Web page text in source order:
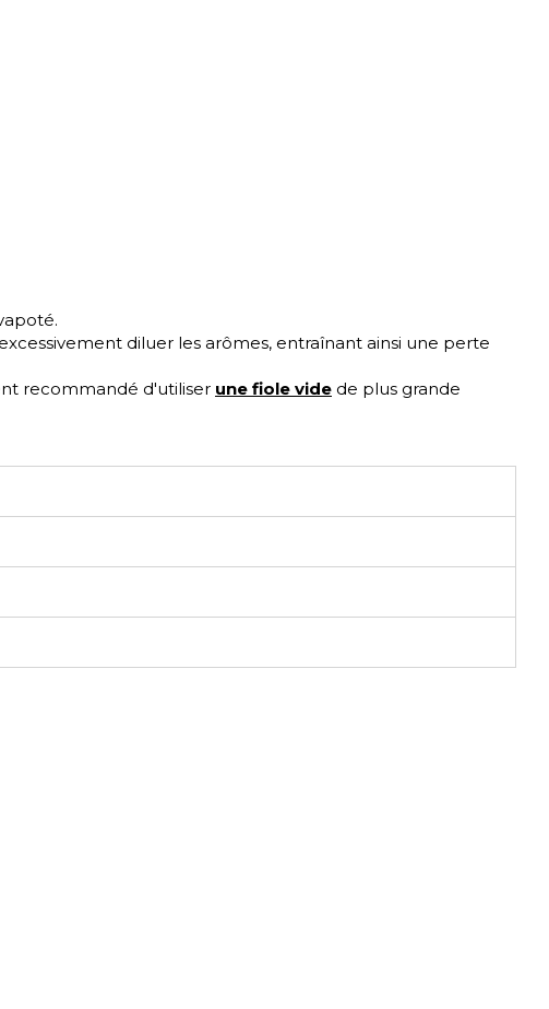
diluer les arômes, entraînant ainsi une perte
recommandé d'utiliser une fiole vide de plus grande